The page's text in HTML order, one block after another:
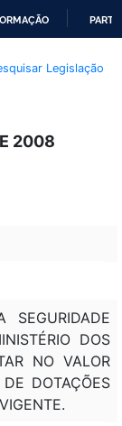
Legislação
2008
DOS
NO VALOR
DOTAÇÕES